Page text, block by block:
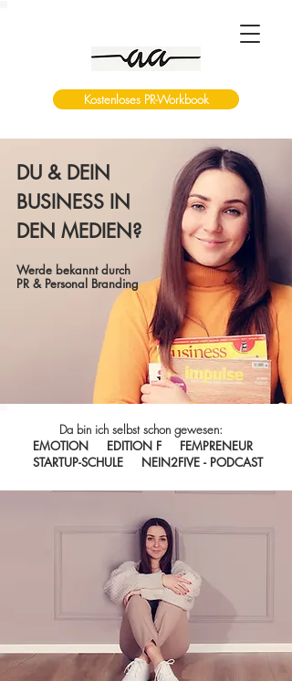
Kostenloses PR-Workbook
DU & DEIN
BUSINESS IN
DEN MEDIEN?
Werde bekannt durch
PR & Personal Branding
Da bin ich selbst schon gewesen:
EMOTION EDITION F FEMPRENEUR
STARTUP-SCHULE NEIN2FIVE - PODCAST